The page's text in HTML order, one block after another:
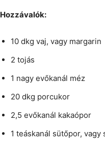
Hozzávalók:
10 dkg vaj, vagy margarin
2 tojás
1 nagy evőkanál méz
20 dkg porcukor
2,5 evőkanál kakaópor
1 teáskanál sütőpor, vagy